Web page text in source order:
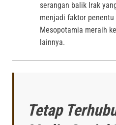
serangan balik Irak
menjadi faktor penentu
Mesopotamia meraih
lainnya.
Tetap